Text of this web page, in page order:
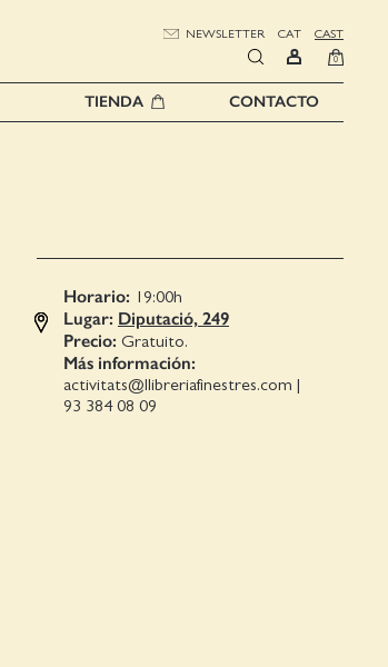
NEWSLETTER CAT CAST
0
TIENDA CONTACTO
Horario: 19:00h
Lugar: Diputació, 249
Precio: Gratuito.
Más información:
activitats@llibreriafinestres.com |
93 384 08 09